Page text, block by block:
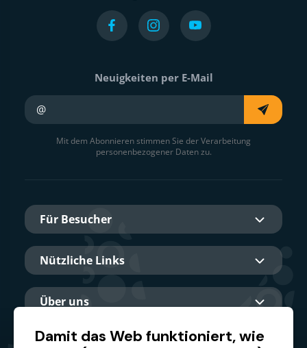
Neuigkeiten per E-Mail
Mit dem Abonnieren stimmen Sie der Verarbeitung
personenbezogener Daten zu.
Für Besucher
Nützliche Links
Über uns
Damit das Web funktioniert, wie